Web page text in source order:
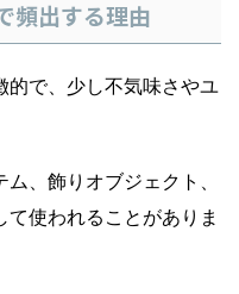
頻出する理由
的で、少し不気味さやユ
、飾りオブジェクト、
使われることがありま